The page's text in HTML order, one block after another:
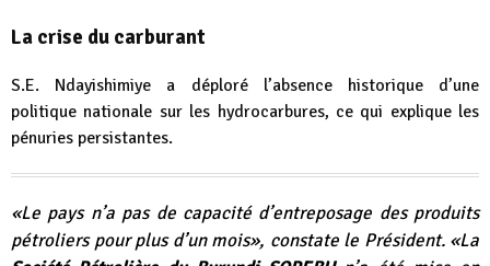
La crise du carburant
S.E. Ndayishimiye a déploré l’absence historique d’une
politique nationale sur les hydrocarbures, ce qui explique les
pénuries persistantes.
«Le pays n’a pas de capacité d’entreposage des produits
pétroliers pour plus d’un mois», constate le Président. «La